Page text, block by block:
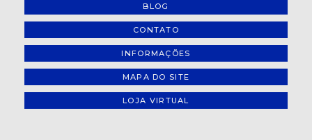
BLOG
CONTATO
INFORMAÇÕES
MAPA DO SITE
LOJA VIRTUAL